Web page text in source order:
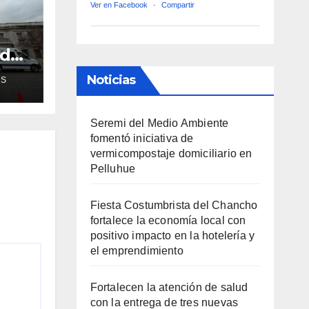
Ver en Facebook · Compartir
Noticias
Seremi del Medio Ambiente
fomentó iniciativa de
vermicompostaje domiciliario en
Pelluhue
Fiesta Costumbrista del Chancho
fortalece la economía local con
positivo impacto en la hotelería y
el emprendimiento
Fortalecen la atención de salud
con la entrega de tres nuevas